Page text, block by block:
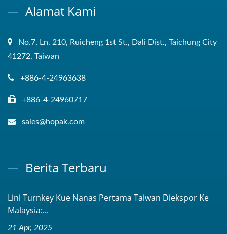
Alamat Kami
No.7, Ln. 210, Ruicheng 1st St., Dali Dist., Taichung City
41272, Taiwan
+886-4-24963638
+886-4-24960717
sales@hopak.com
Berita Terbaru
Lini Turnkey Kue Nanas Pertama Taiwan Diekspor Ke
Malaysia:...
21 Apr, 2025